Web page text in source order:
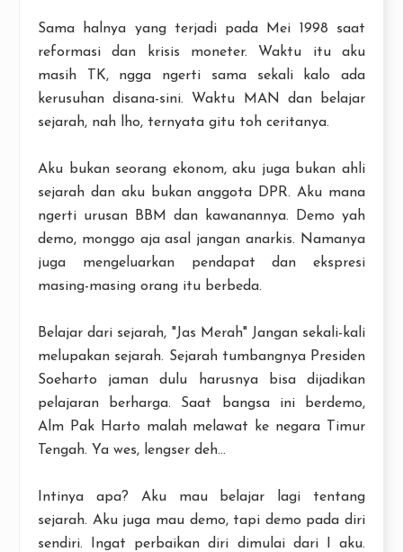
Sama halnya yang terjadi pada Mei 1998 saat
reformasi dan krisis moneter. Waktu itu aku
masih TK, ngga ngerti sama sekali kalo ada
kerusuhan disana-sini. Waktu MAN dan belajar
sejarah, nah lho, ternyata gitu toh ceritanya.
Aku bukan seorang ekonom, aku juga bukan ahli
sejarah dan aku bukan anggota DPR. Aku mana
ngerti urusan BBM dan kawanannya. Demo yah
demo, monggo aja asal jangan anarkis. Namanya
juga mengeluarkan pendapat dan ekspresi
masing-masing orang itu berbeda.
Belajar dari sejarah, "Jas Merah" Jangan sekali-kali
melupakan sejarah. Sejarah tumbangnya Presiden
Soeharto jaman dulu harusnya bisa dijadikan
pelajaran berharga. Saat bangsa ini berdemo,
Alm Pak Harto malah melawat ke negara Timur
Tengah. Ya wes, lengser deh...
Intinya apa? Aku mau belajar lagi tentang
sejarah. Aku juga mau demo, tapi demo pada diri
sendiri. Ingat perbaikan diri dimulai dari I aku.